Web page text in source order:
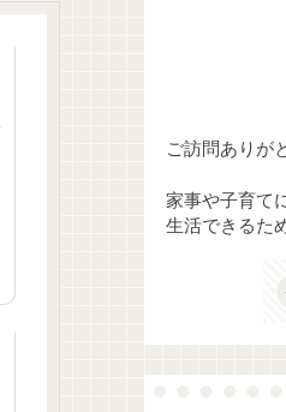
ご訪問ありが
家事や子育て
生活できるた